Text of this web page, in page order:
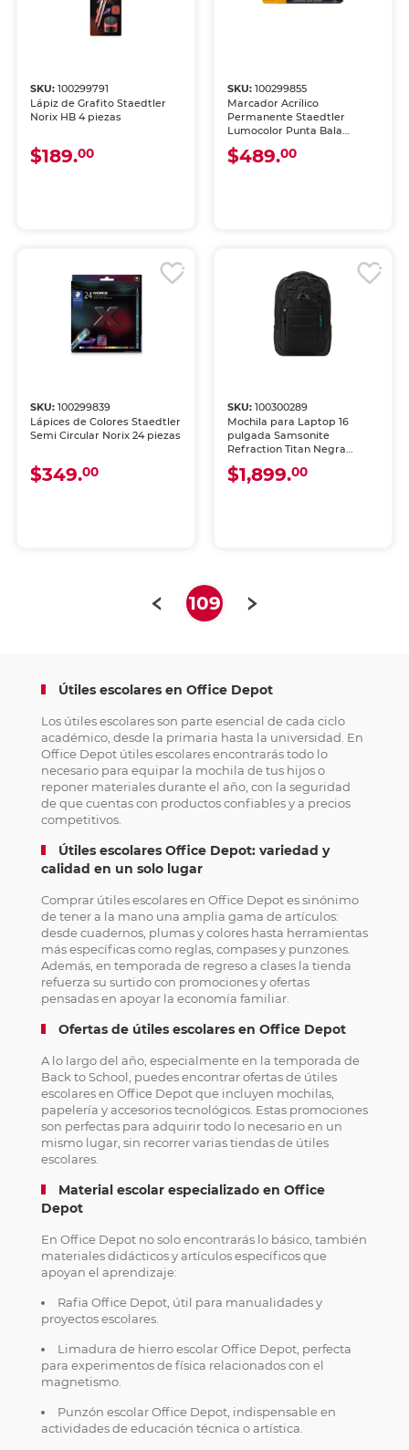
SKU:100299791
Lápiz de Grafito Staedtler
Norix HB 4 piezas
$189.00
SKU: 100299855
Marcador Acrílico
Permanente Staedtler
Lumocolor Punta Bala
Colores Pastel 6 piezas
$489.00
SKU:100299839
Lápices de Colores Staedtler
Semi Circular Norix 24 piezas
$349.00
SKU: 100300289
Mochila para Laptop 16
pulgada Samsonite
Refraction Titan Negra
Unisex
$1,899.00
109(current)
Útiles escolares en Office Depot
Los útiles escolares son parte esencial de cada ciclo
académico, desde la primaria hasta la universidad. En
Office Depot útiles escolares encontrarás todo lo
necesario para equipar la mochila de tus hijos o
reponer materiales durante el año, con la seguridad
de que cuentas con productos confiables y a precios
competitivos.
Útiles escolares Office Depot: variedad y
calidad en un solo lugar
Comprar útiles escolares en Office Depot es sinónimo
de tener a la mano una amplia gama de artículos:
desde cuadernos, plumas y colores hasta herramientas
más específicas como reglas, compases y punzones.
Además, en temporada de regreso a clases la tienda
refuerza su surtido con promociones y ofertas
pensadas en apoyar la economía familiar.
Ofertas de útiles escolares en Office Depot
A lo largo del año, especialmente en la temporada de
Back to School, puedes encontrar ofertas de útiles
escolares en Office Depot que incluyen mochilas,
papelería y accesorios tecnológicos. Estas promociones
son perfectas para adquirir todo lo necesario en un
mismo lugar, sin recorrer varias tiendas de útiles
escolares.
Material escolar especializado en Office
Depot
En Office Depot no solo encontrarás lo básico, también
materiales didácticos y artículos específicos que
apoyan el aprendizaje:
Rafia Office Depot, útil para manualidades y
proyectos escolares.
Limadura de hierro escolar Office Depot, perfecta
para experimentos de física relacionados con el
magnetismo.
Punzón escolar Office Depot, indispensable en
actividades de educación técnica o artística.